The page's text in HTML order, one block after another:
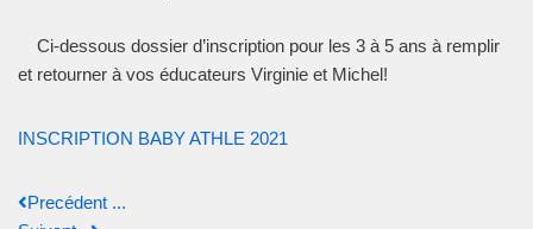
Ci-dessous dossier d’inscription pour les 3 à 5 ans à remplir
et retourner à vos éducateurs Virginie et Michel!
INSCRIPTION BABY ATHLE 2021
Precédent ...